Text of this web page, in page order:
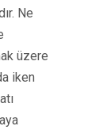
Ne
üzere
iken